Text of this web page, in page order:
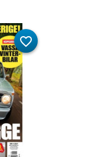
favorite_border